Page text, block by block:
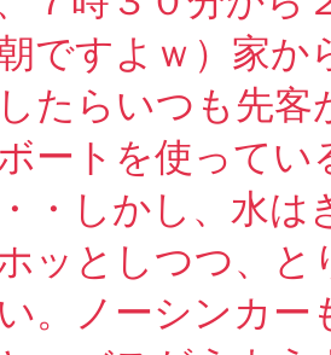
ですよｗ）家か
たらいつも先
ートを使って
・しかし、水
ッとしつつ、
。ノーシンカー